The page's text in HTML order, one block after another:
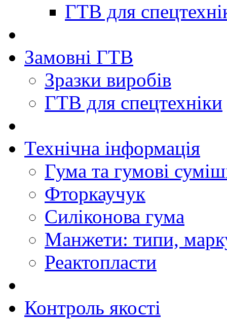
ГТВ для
Замовні ГТВ
Зразки виробів
ГТВ для спецтехніки
Технічна інформація
Гума та гумові
Фторкаучук
Силіконова гума
Манжети: типи,
Реактопласти
Контроль якості